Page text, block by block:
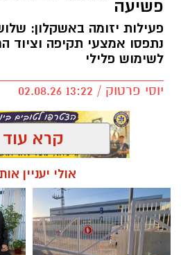
דוברות המשטרה
במהלך פעילות יזומה של
בשיתוף לוחמי מג"ב דרום,
בעיר אשקלון בעקבות חשד
הימורים בלתי חוקי.
במהלך הפעילות נכנסו
מספר חשודים אשר על פי
במשחקי הימורים. בחיפוש
שונים ששימשו, על פי החשד,
הימורים בלתי חוקיים,
להפעלת משחקי בינגו, כרטיסי
פשיעה
פעילות יזומה באשקלון:
נתפסו אמצעי תקיפה וציוד
לשימוש פלילי
יוסי פרטוק / 13:22 02.08.26
תגים:נגד מחוללי פשיעה
קרא עוד
אולי יעניין